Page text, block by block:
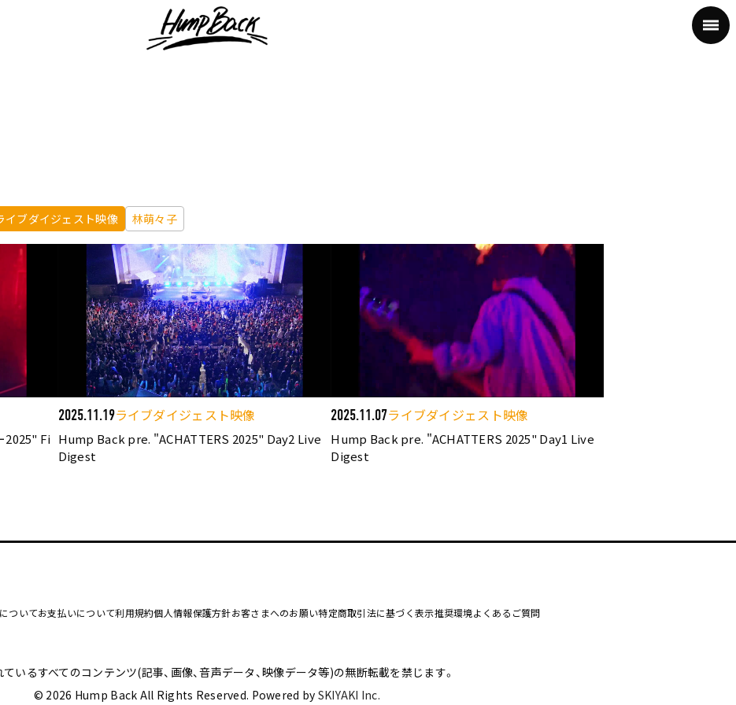
イブダイジェスト映像 林萌々子
2025" Fi
2025.11.19ライブダイジェスト映像
Hump Back pre. "ACHATTERS 2025" Day2 Live
Digest
2025.11.07ライブダイジェスト映像
Hump Back pre. "ACHATTERS 2025" Day1 Live
Digest
ついてお支払いについて利用規約個人情報保護方針お客さまへのお願い特定商取引法に基づく表示推奨環境よくあるご質問
ているすべてのコンテンツ(記事、画像、音声データ、映像データ等)の無断転載を禁じます。
© 2026 Hump Back All Rights Reserved. Powered by SKIYAKI Inc.